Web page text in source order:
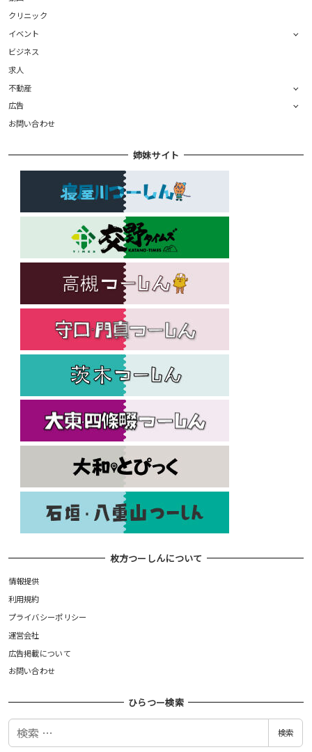
クリニック
イベント
ビジネス
求人
不動産
広告
お問い合わせ
姉妹サイト
枚方つーしんについて
情報提供
利用規約
プライバシーポリシー
運営会社
広告掲載について
お問い合わせ
ひらつー検索
検
検索